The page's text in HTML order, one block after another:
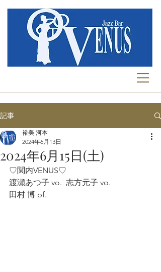
記事
2024年6月15日(土)
裕美 河本
2024年6月13日
♡関内VENUS♡
渡瀬あつ子 vo.  志方元子 vo.
田村 博 pf.